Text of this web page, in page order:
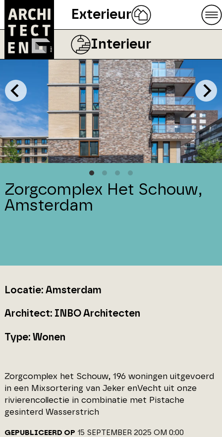
Exterieur
Interieur
Zorgcomplex Het Schouw,
Amsterdam
Locatie: Amsterdam
Architect: INBO Architecten
Type: Wonen
Zorgcomplex het Schouw, 196 woningen uitgevoerd
in een Mixsortering van Jeker enVecht uit onze
rivierencollectie in combinatie met Pistache
gesinterd Wasserstrich
GEPUBLICEERD OP 15 SEPTEMBER 2025 OM 0:00